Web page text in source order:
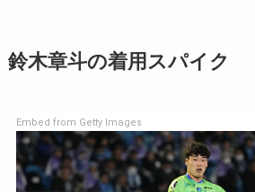
鈴木章斗の着用スパイク
Embed from Getty Images